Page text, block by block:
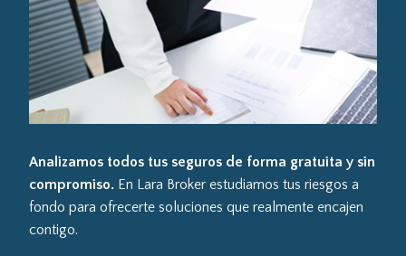
Analizamos todos tus seguros de forma gratuita y sin
compromiso.En Lara Broker estudiamos tus riesgos a
fondo para ofrecerte soluciones que realmente encajen
contigo.